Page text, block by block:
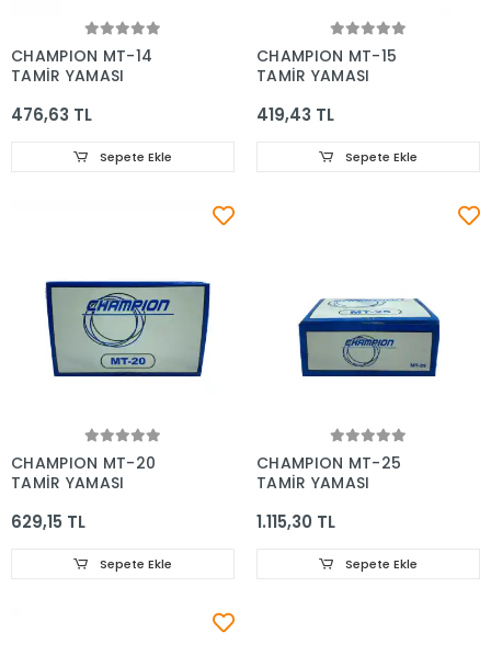
CHAMPION MT-14
TAMİR YAMASI
476,63 TL
Sepete Ekle
CHAMPION MT-15
TAMİR YAMASI
419,43 TL
Sepete Ekle
CHAMPION MT-20
TAMİR YAMASI
629,15 TL
Sepete Ekle
CHAMPION MT-25
TAMİR YAMASI
1.115,30 TL
Sepete Ekle